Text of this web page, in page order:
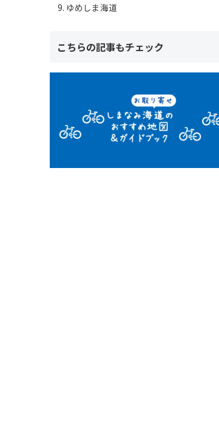
ゆめしま海道
こちらの記事もチェック